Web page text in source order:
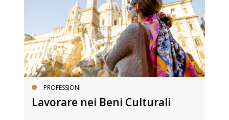
PROFESSIONI
Lavorare nei Beni Culturali